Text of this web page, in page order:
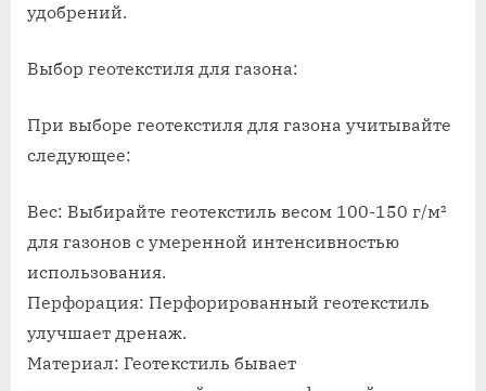
удобрений.
Выбор геотекстиля для газона:
При выборе геотекстиля для газона учитывайте
следующее:
Вес: Выбирайте геотекстиль весом 100-150 г/м²
для газонов с умеренной интенсивностью
использования.
Перфорация: Перфорированный геотекстиль
улучшает дренаж.
Материал: Геотекстиль бывает